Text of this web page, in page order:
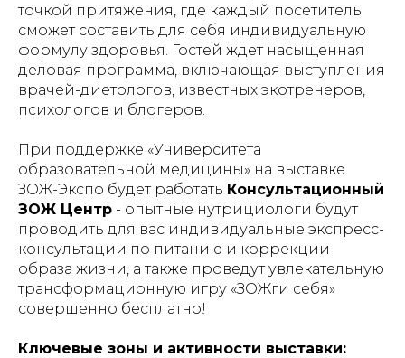
точкой притяжения, где каждый посетитель
сможет составить для себя индивидуальную
формулу здоровья. Гостей ждет насыщенная
деловая программа, включающая выступления
врачей-диетологов, известных экотренеров,
психологов и блогеров.
При поддержке «Университета
образовательной медицины» на выставке
ЗОЖ-Экспо будет работать Консультационный
ЗОЖ Центр - опытные нутрициологи будут
проводить для вас индивидуальные экспресс-
консультации по питанию и коррекции
образа жизни, а также проведут увлекательную
трансформационную игру «ЗОЖги себя»
совершенно бесплатно!
Ключевые зоны и активности выставки: